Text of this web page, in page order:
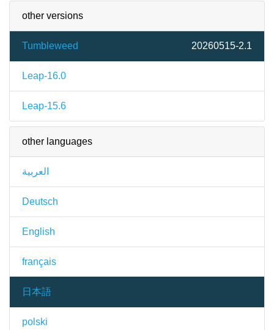
other versions
Tumbleweed 20260515-2.1
Leap-16.0
Leap-15.6
other languages
العربية
Deutsch
English
français
日本語
polski